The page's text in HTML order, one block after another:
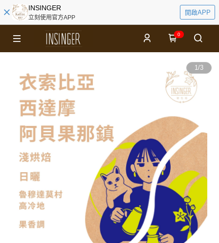
INSINGER
立刻使用官方APP
開啟APP
0
1/3